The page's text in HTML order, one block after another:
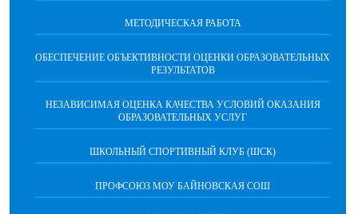
МЕТОДИЧЕСКАЯ РАБОТА
ОБЕСПЕЧЕНИЕ ОБЪЕКТИВНОСТИ ОЦЕНКИ ОБРАЗОВАТЕЛЬНЫХ
РЕЗУЛЬТАТОВ
НЕЗАВИСИМАЯ ОЦЕНКА КАЧЕСТВА УСЛОВИЙ ОКАЗАНИЯ
ОБРАЗОВАТЕЛЬНЫХ УСЛУГ
ШКОЛЬНЫЙ СПОРТИВНЫЙ КЛУБ (ШСК)
ПРОФСОЮЗ МОУ БАЙНОВСКАЯ СОШ